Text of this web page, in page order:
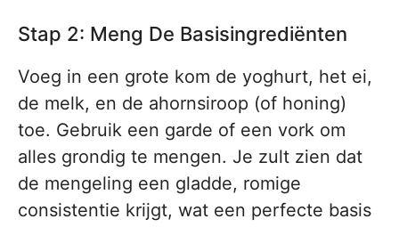
Stap 2: Meng De Basisingrediënten
Voeg in een grote kom de yoghurt, het ei,
de melk, en de ahornsiroop (of honing)
toe. Gebruik een garde of een vork om
alles grondig te mengen. Je zult zien dat
de mengeling een gladde, romige
consistentie krijgt, wat een perfecte basis